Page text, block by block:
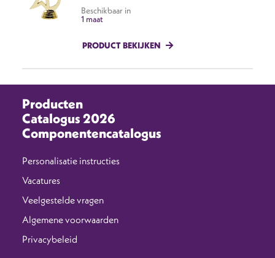
Beschikbaar in
1 maat
PRODUCT BEKIJKEN
Producten
Catalogus 2026
Componentencatalogus
Personalisatie instructies
Vacatures
Veelgestelde vragen
Algemene voorwaarden
Privacybeleid